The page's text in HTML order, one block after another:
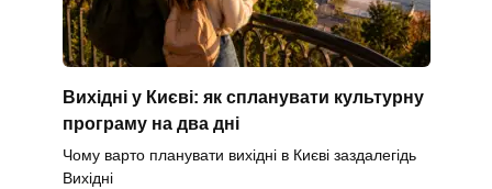
Вихідні у Києві: як спланувати культурну
програму на два дні
Чому варто планувати вихідні в Києві заздалегідь
Вихідні